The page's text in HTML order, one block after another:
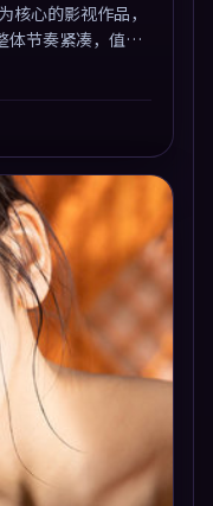
心的影视作品，
体节奏紧凑，值得